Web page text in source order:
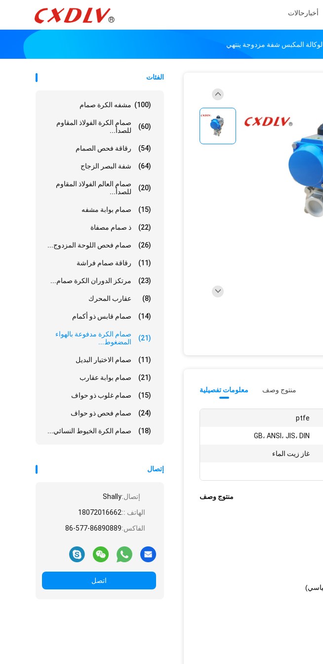
أخبار حالات
الفئات
مشفه الكرة صمام (100)
صمام الكرة الفولاذ المقاوم
للصدأ...
(60)
رقاقة فحص الصمام (54)
شفة البصر الزجاج (64)
صمام العالم الفولاذ المقاوم
للصدأ...
(20)
صمام بوابة مشفه (15)
ذ صمام مصفاة (22)
صمام فحص اللوحة المزدوج... (26)
رقاقة صمام فراشة (11)
مرتكز الدوران الكرة صمام... (23)
عقارب المحرك (8)
صمام قابس ذو أكمام (14)
صمام الكرة مدفوعة بالهواء
المضغوط...
(21)
صمام الاختيار البديل (11)
صمام بوابة عقارب (21)
صمام غلوب ذو حواف (15)
صمام فحص ذو حواف (24)
صمام الكرة الخيوط النسائي... (18)
إتصال
إتصال:Shally
الهاتف ::18072016662
الفاكس:86-577-86890889
اتصل
معلومات تفصيلية منتوج وصف
ptfe
GB، ANSI، JIS، DIN
غاز زيت الماء
منتوج وصف